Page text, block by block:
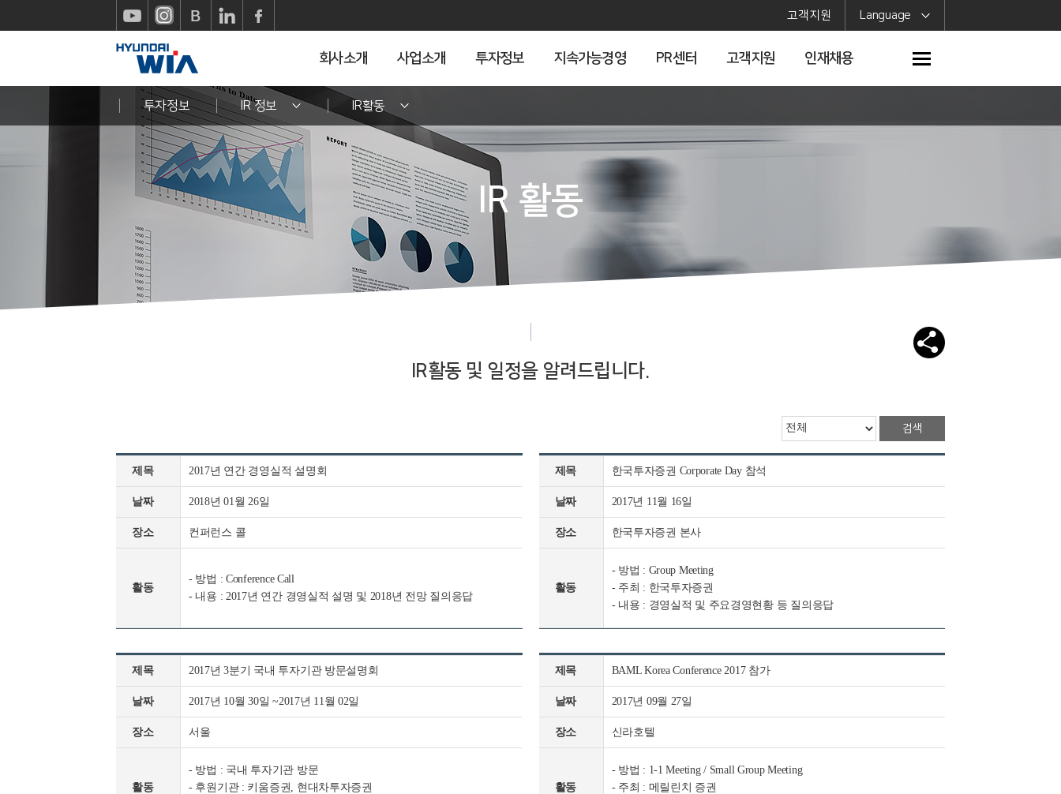
고객지원 Language
회사소개 사업소개 투자정보 지속가능경영 PR센터 고객지원 인재채용
IR 활동
투자정보 IR 정보 IR활동
IR활동 및 일정을 알려드립니다.
검색
제목 2017년 연간 경영실적 설명회
날짜 2018년 01월 26일
장소 컨퍼런스 콜
활동
- 방법 : Conference Call
- 내용 : 2017년 연간 경영실적 설명 및 2018년 전망 질의응답
제목 한국투자증권 Corporate Day 참석
날짜 2017년 11월 16일
장소 한국투자증권 본사
활동
- 방법 : Group Meeting
- 주최 : 한국투자증권
- 내용 : 경영실적 및 주요경영현황 등 질의응답
제목 2017년 3분기 국내 투자기관 방문설명회
날짜 2017년 10월 30일 ~2017년 11월 02일
장소 서울
활동
- 방법 : 국내 투자기관 방문
- 후원기관 : 키움증권, 현대차투자증권
제목 BAML Korea Conference 2017 참가
날짜 2017년 09월 27일
장소 신라호텔
활동
- 방법 : 1-1 Meeting / Small Group Meeting
- 주최 : 메릴린치 증권